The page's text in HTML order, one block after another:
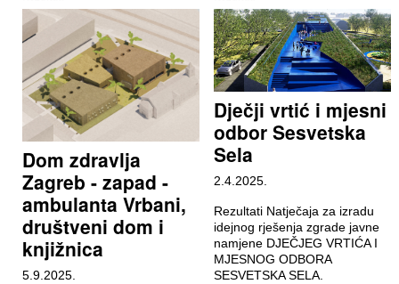
Dom zdravlja
Zagreb - zapad -
ambulanta Vrbani,
društveni dom i
knjižnica
5.9.2025.
Dječji vrtić i mjesni
odbor Sesvetska
Sela
2.4.2025.
Rezultati Natječaja za izradu
idejnog rješenja zgrade javne
namjene DJEČJEG VRTIĆA I
MJESNOG ODBORA
SESVETSKA SELA.